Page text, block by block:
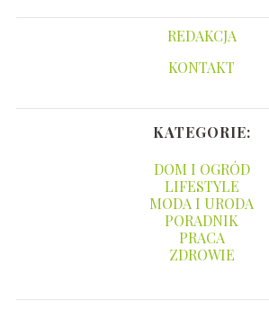
REDAKCJA
KONTAKT
KATEGORIE:
DOM I OGRÓD
LIFESTYLE
MODA I URODA
PORADNIK
PRACA
ZDROWIE